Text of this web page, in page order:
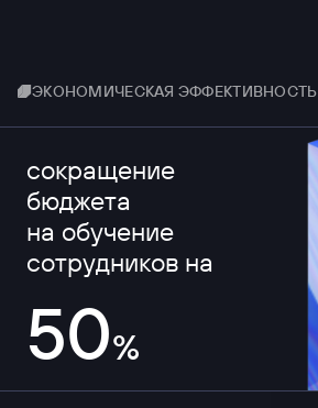
ЭКОНОМИЧЕСКАЯ ЭФФЕКТИВНОСТЬ
сокращение
бюджета
на обучение
сотрудников на
50%